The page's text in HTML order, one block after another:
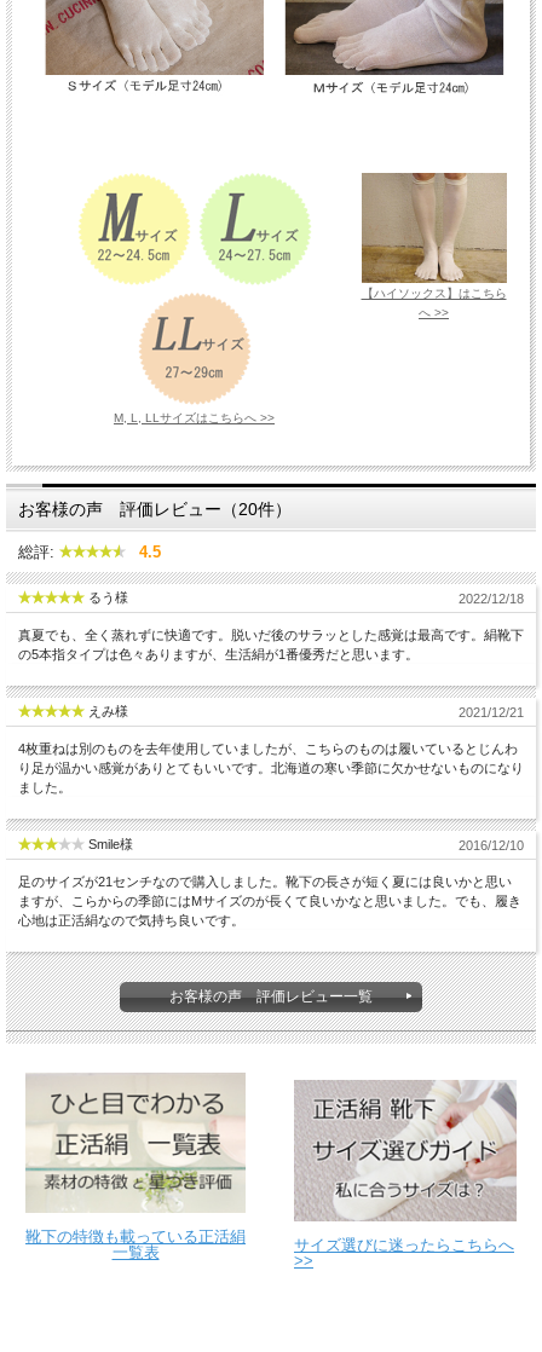
M, L, LLサイズはこちらへ >>
【ハイソックス】はこちら
へ >>
お客様の声 評価レビュー（20件）
総評: 4.5
るう様 2022/12/18
真夏でも、全く蒸れずに快適です。脱いだ後のサラッとした感覚は最高です。絹靴下
の5本指タイプは色々ありますが、生活絹が1番優秀だと思います。
えみ様 2021/12/21
4枚重ねは別のものを去年使用していましたが、こちらのものは履いているとじんわ
り足が温かい感覚がありとてもいいです。北海道の寒い季節に欠かせないものになり
ました。
Smile様 2016/12/10
足のサイズが21センチなので購入しました。靴下の長さが短く夏には良いかと思い
ますが、こらからの季節にはMサイズのが長くて良いかなと思いました。でも、履き
心地は正活絹なので気持ち良いです。
お客様の声 評価レビュー一覧
靴下の特徴も載っている正活絹
一覧表
サイズ選びに迷ったらこちらへ
>>